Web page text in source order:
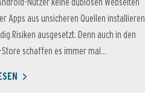
Apps aus unsicheren Quellen installieren,
Risiken ausgesetzt. Denn auch in den
schaffen es immer mal...